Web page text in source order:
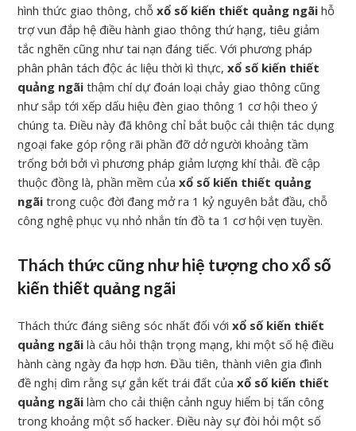
hình thức giao thông, chỗxổ số kiến thiết quảng ngãi hỗ
trợ vun đắp hệ điều hành giao thông thứ hạng, tiêu giảm
tắc nghẽn cũng như tai nạn đáng tiếc. Với phương pháp
phân phân tách độc ác liệu thời kì thực,xổ số kiến thiết
quảng ngãi thậm chí dự đoán loại chảy giao thông cũng
như sắp tới xếp dấu hiệu đèn giao thông 1 cơ hội theo ý
chúng ta. Điều này đã không chỉ bắt buộc cải thiện tác dụng
ngoại fake góp rộng rãi phần đỡ dở người khoảng tầm
trống bởi bởi vì phương pháp giảm lượng khí thải. đề cập
thuộc đồng là, phần mềm củaxổ số kiến thiết quảng
ngãi trong cuộc đời đang mở ra 1 kỷ nguyên bắt đầu, chỗ
công nghệ phục vụ nhỏ nhắn tín đồ ta 1 cơ hội vẹn tuyền.
Thách thức cũng như hiệ tượng cho xổ số
kiến thiết quảng ngãi
Thách thức đáng siêng sóc nhất đối vớixổ số kiến thiết
quảng ngãi là câu hỏi thận trọng mạng, khi một số hệ điều
hành càng ngày đa hợp hơn. Đầu tiên, thành viên gia đình
đề nghị dìm rằng sự gắn kết trái đất củaxổ số kiến thiết
quảng ngãi làm cho cải thiện cảnh nguy hiểm bị tấn công
trong khoảng một số hacker. Điều này sự đòi hỏi một số